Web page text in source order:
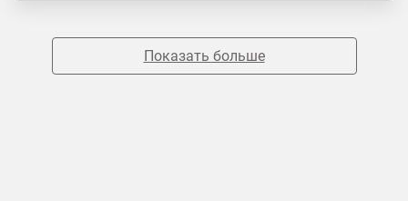
Показать больше